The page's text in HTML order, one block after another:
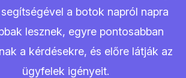
a botok napról napra
lesznek, egyre pontosabban
a kérdésekre, és előre látják az
ügyfelek igényeit.